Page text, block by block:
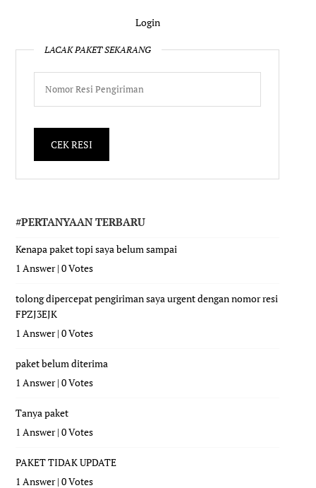
Login
LACAK PAKET SEKARANG
#PERTANYAAN TERBARU
Kenapa paket topi saya belum sampai
1 Answer|0 Votes
tolong dipercepat pengiriman saya urgent dengan nomor resi
FPZJ3EJK
1 Answer|0 Votes
paket belum diterima
1 Answer|0 Votes
Tanya paket
1 Answer|0 Votes
PAKET TIDAK UPDATE
1 Answer|0 Votes